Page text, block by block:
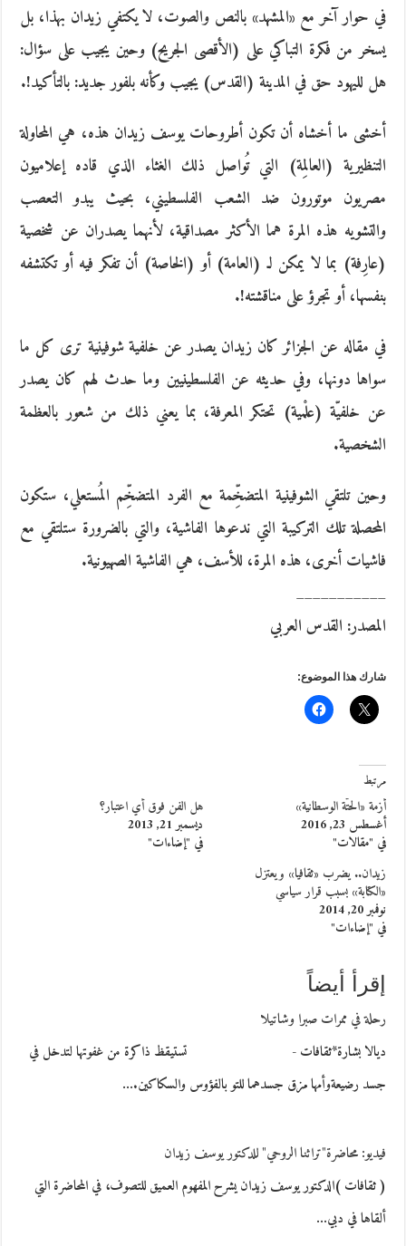
في حوار آخر مع «المشهد» بالنص والصوت، لا يكتفي زيدان بهذا، بل
يسخر من فكرة التباكي على (الأقصى الجريح) وحين يجيب على سؤال:
هل لليهود حق في المدينة (القدس) يجيب وكأنه بلفور جديد: بالتأكيد!.
أخشى ما أخشاه أن تكون أطروحات يوسف زيدان هذه، هي المحاولة
التنظيرية (العالِمة) التي تُواصل ذلك الغثاء الذي قاده إعلاميون
مصريون موتورون ضد الشعب الفلسطيني، بحيث يبدو التعصب
والتشويه هذه المرة هما الأكثر مصداقية، لأنهما يصدران عن شخصية
(عارِفة) بما لا يمكن لـ (العامة) أو (الخاصة) أن تفكر فيه أو تكتشفه
بنفسها، أو تجرؤ على مناقشته!.
في مقاله عن الجزائر كان زيدان يصدر عن خلفية شوفينية ترى كل ما
سواها دونها، وفي حديثه عن الفلسطينيين وما حدث لهم كان يصدر
عن خلفيّة (علْمية) تحتكر المعرفة، بما يعني ذلك من شعور بالعظمة
الشخصية.
وحين تلتقي الشوفينية المتضخِّمة مع الفرد المتضخِّم المُستعلي، ستكون
المحصلة تلك التركيبة التي ندعوها الفاشية، والتي بالضرورة ستلتقي مع
فاشيات أخرى، هذه المرة، للأسف، هي الفاشية الصهيونية.
___________
المصدر: القدس العربي
شارك هذا الموضوع:
مرتبط
أزمة «الحتّة الوسطانية»
أغسطس 23, 2016
في "مقالات"
هل الفن فوق أي اعتبار؟
ديسمبر 21, 2013
في "إضاءات"
زيدان.. يضرب «ثقافيا» ويعتزل
«الكتابة» بسبب قرار سياسي
نوفمبر 20, 2014
في "إضاءات"
إقرأ أيضاً
رحلة في ممرات صبرا وشاتيلا
ديالا بشارة*ثقافات - تستيقظ ذاكرة من غفوتها لتدخل في
جسد رضيعةوأمها مزق جسدهما للتو بالفؤوس والسكاكين.…
فيديو: محاضرة"تراثنا الروحي" للدكتور يوسف زيدان
( ثقافات )الدكتور يوسف زيدان يشرح المفهوم العميق للتصوف، في المحاضرة التي
ألقاها في دبي…